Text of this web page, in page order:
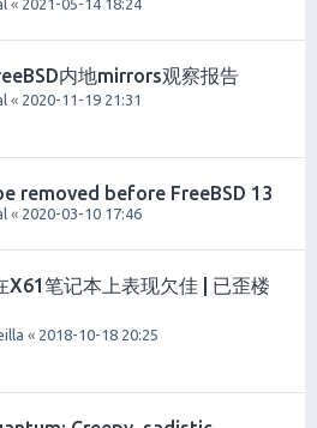
« 2021-05-14 18:24
内地mirrors观察报告
« 2020-11-19 21:31
removed before FreeBSD 13
« 2020-03-10 17:46
X61笔记本上表现欠佳 | 已歪楼
« 2018-10-18 20:25